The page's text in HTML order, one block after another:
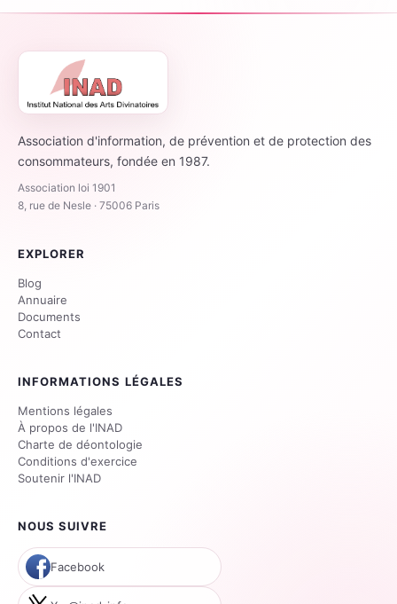
Association d'information, de prévention et de protection des
consommateurs, fondée en 1987.
Association loi 1901
8, rue de Nesle · 75006 Paris
EXPLORER
Blog
Annuaire
Documents
Contact
INFORMATIONS LÉGALES
Mentions légales
À propos de l'INAD
Charte de déontologie
Conditions d'exercice
Soutenir l'INAD
NOUS SUIVRE
Facebook